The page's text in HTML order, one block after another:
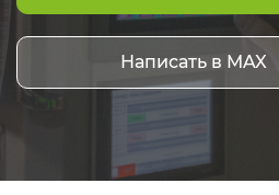
Написать в MAX